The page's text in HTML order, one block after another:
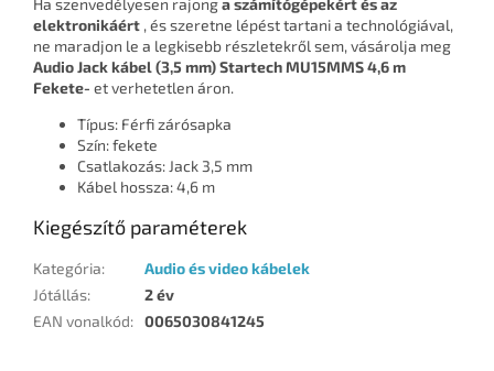
Ha szenvedélyesen rajonga számítógépekért és az
elektronikáért , és szeretne lépést tartani a technológiával,
ne maradjon le a legkisebb részletekről sem, vásárolja meg
Audio Jack kábel (3,5 mm) Startech MU15MMS 4,6 m
Fekete- et verhetetlen áron.
Típus: Férfi zárósapka
Szín: fekete
Csatlakozás: Jack 3,5 mm
Kábel hossza: 4,6 m
Kiegészítő paraméterek
Kategória:
Audio és video kábelek
Jótállás:
2 év
EAN vonalkód: 0065030841245